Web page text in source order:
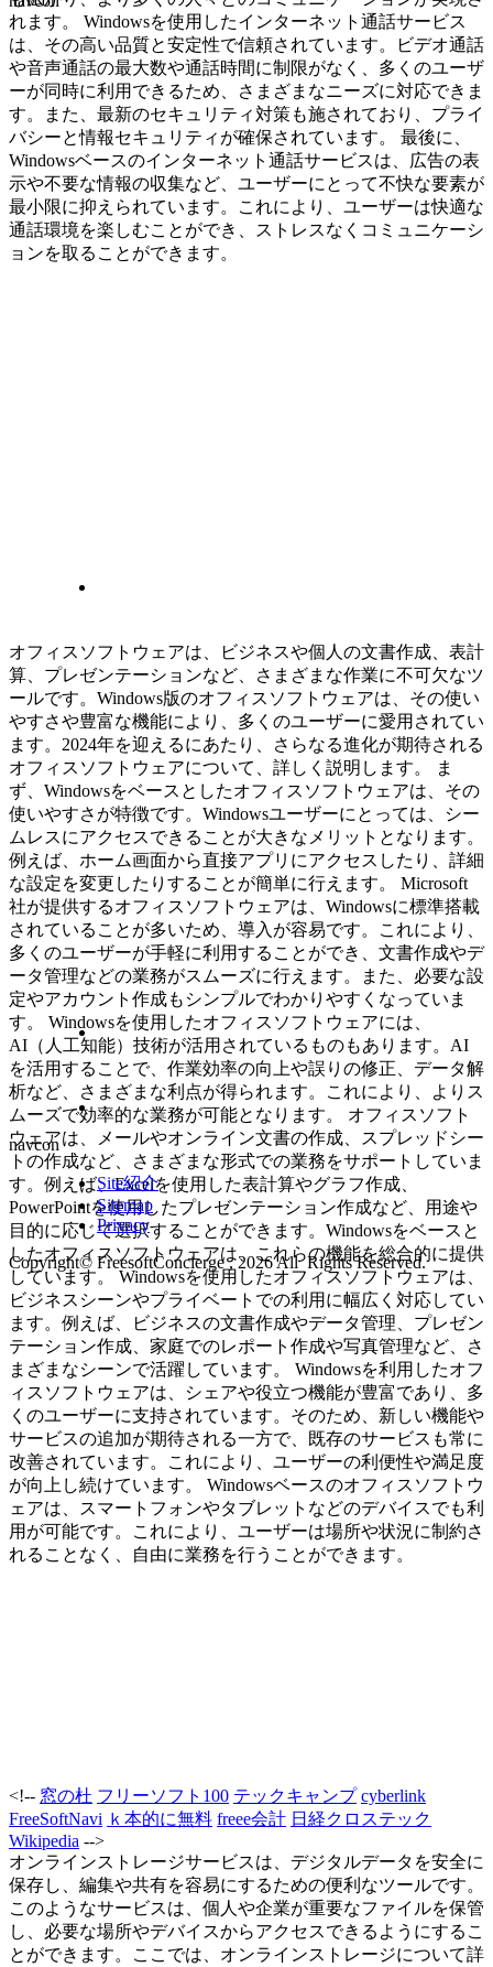
れます。 Windowsを使用したインターネット通話サービス
は、その高い品質と安定性で信頼されています。ビデオ通話
や音声通話の最大数や通話時間に制限がなく、多くのユーザ
ーが同時に利用できるため、さまざまなニーズに対応できま
す。また、最新のセキュリティ対策も施されており、プライ
バシーと情報セキュリティが確保されています。 最後に、
Windowsベースのインターネット通話サービスは、広告の表
示や不要な情報の収集など、ユーザーにとって不快な要素が
最小限に抑えられています。これにより、ユーザーは快適な
通話環境を楽しむことができ、ストレスなくコミュニケーシ
ョンを取ることができます。
オフィスソフトウェアは、ビジネスや個人の文書作成、表計
算、プレゼンテーションなど、さまざまな作業に不可欠なツ
ールです。Windows版のオフィスソフトウェアは、その使い
やすさや豊富な機能により、多くのユーザーに愛用されてい
ます。2024年を迎えるにあたり、さらなる進化が期待される
オフィスソフトウェアについて、詳しく説明します。 ま
ず、Windowsをベースとしたオフィスソフトウェアは、その
使いやすさが特徴です。Windowsユーザーにとっては、シー
ムレスにアクセスできることが大きなメリットとなります。
例えば、ホーム画面から直接アプリにアクセスしたり、詳細
な設定を変更したりすることが簡単に行えます。 Microsoft
社が提供するオフィスソフトウェアは、Windowsに標準搭載
されていることが多いため、導入が容易です。これにより、
多くのユーザーが手軽に利用することができ、文書作成やデ
ータ管理などの業務がスムーズに行えます。また、必要な設
定やアカウント作成もシンプルでわかりやすくなっていま
す。 Windowsを使用したオフィスソフトウェアには、
AI（人工知能）技術が活用されているものもあります。AI
を活用することで、作業効率の向上や誤りの修正、データ解
析など、さまざまな利点が得られます。これにより、よりス
ムーズで効率的な業務が可能となります。 オフィスソフト
ウェアは、メールやオンライン文書の作成、スプレッドシー
トの作成など、さまざまな形式での業務をサポートしていま
す。例えば、Excelを使用した表計算やグラフ作成、
PowerPointを使用したプレゼンテーション作成など、用途や
目的に応じて選択することができます。Windowsをベースと
したオフィスソフトウェアは、これらの機能を総合的に提供
しています。 Windowsを使用したオフィスソフトウェアは、
ビジネスシーンやプライベートでの利用に幅広く対応してい
ます。例えば、ビジネスの文書作成やデータ管理、プレゼン
テーション作成、家庭でのレポート作成や写真管理など、さ
まざまなシーンで活躍しています。 Windowsを利用したオフ
ィスソフトウェアは、シェアや役立つ機能が豊富であり、多
くのユーザーに支持されています。そのため、新しい機能や
サービスの追加が期待される一方で、既存のサービスも常に
改善されています。これにより、ユーザーの利便性や満足度
が向上し続けています。 Windowsベースのオフィスソフトウ
ェアは、スマートフォンやタブレットなどのデバイスでも利
用が可能です。これにより、ユーザーは場所や状況に制約さ
れることなく、自由に業務を行うことができます。
<!-- 窓の杜 フリーソフト100 テックキャンプ cyberlink
FreeSoftNavi ｋ本的に無料 freee会計 日経クロステック
Wikipedia -->
オンラインストレージサービスは、デジタルデータを安全に
保存し、編集や共有を容易にするための便利なツールです。
このようなサービスは、個人や企業が重要なファイルを保管
し、必要な場所やデバイスからアクセスできるようにするこ
とができます。ここでは、オンラインストレージについて詳
navcon
Site紹介
Sitemap
Privacy
Copyright© FreesoftConcierge , 2026 All Rights Reserved.